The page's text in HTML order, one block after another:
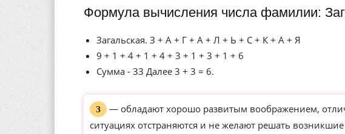
Формула вычисления числа фамилии:
Загальская. З + А + Г + А + Л + Ь + С + К + А + Я
9 + 1 + 4 + 1 + 4 + 3 + 1 + 3 + 1 + 6
Сумма - 33 Далее 3 + 3 = 6.
З
— обладают хорошо развитым воображением,
ситуациях отстраняются и не желают решать